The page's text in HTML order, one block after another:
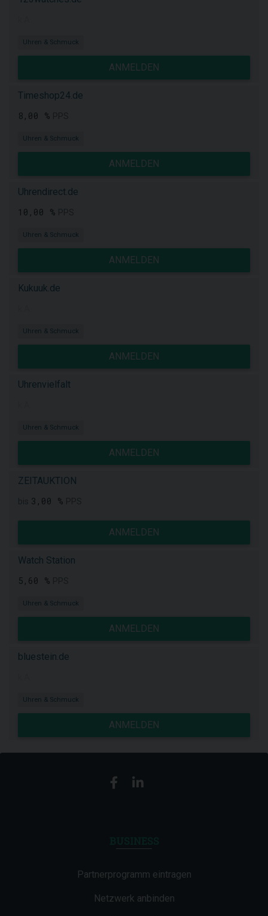
Uhren & Schmuck
ANMELDEN
Timeshop24.de
8,00 %
Uhren & Schmuck
ANMELDEN
Uhrendirect.de
10,00 %
Uhren & Schmuck
ANMELDEN
Kukuuk.de
Uhren & Schmuck
ANMELDEN
Uhrenvielfalt
Uhren & Schmuck
ANMELDEN
ZEITAUKTION
3,00 %
ANMELDEN
Watch Station
5,60 %
Uhren & Schmuck
ANMELDEN
bluestein.de
Uhren & Schmuck
ANMELDEN
Partnerprogramm eintragen
Netzwerk anbinden